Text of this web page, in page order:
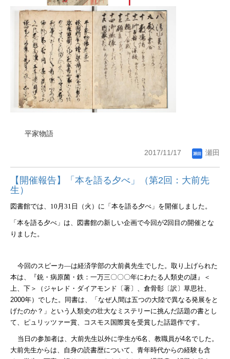
平家物語
2017/11/17 瀬田
【開催報告】「本を語る夕べ」（第2回：大前先
生）
図書館では、10 月31 日（火）に「本を語る夕べ」を開催しました。
「本を語る夕べ」は、図書館の新しい企画で今回が2回目の開催とな
りました。
今回のスピーカ―は経済学部の大前眞先生でした。取り上げられた
本は、『銃・病原菌・鉄：一万三〇〇〇年にわたる人類史の謎』＜
上、下＞（ジャレド・ダイアモンド〔著〕、倉骨彰〔訳〕草思社、
2000年）でした。同書は、「なぜ人間は五つの大陸で異なる発展をと
げたのか？」という人類史の壮大なミステリーに挑んだ話題の書とし
て、ピュリッツァー賞、コスモス国際賞を受賞した話題作です。
当日の参加者は、大前先生以外に学生が6名、教職員が4名でした。
大前先生からは、自身の読書歴について、青年時代からの経験も含